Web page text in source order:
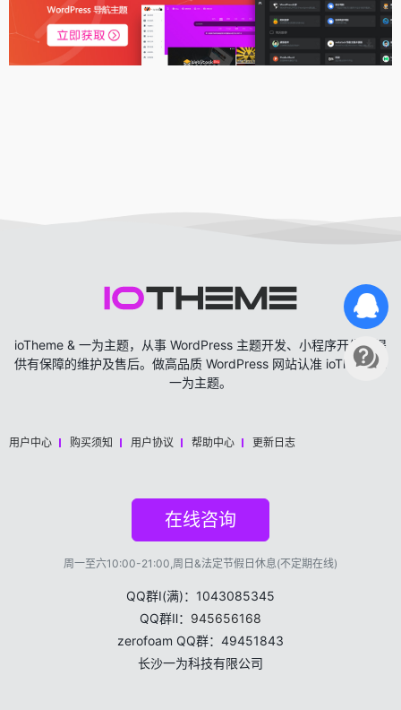
ioTheme & 一为主题，从事 WordPress 主题开发、小程序开发，提
供有保障的维护及售后。做高品质 WordPress 网站认准 ioTheme &
一为主题。
用户中心 购买须知 用户协议 帮助中心 更新日志
在线咨询
周一至六10:00-21:00,周日&法定节假日休息(不定期在线)
QQ群Ⅰ(满)：1043085345
QQ群Ⅱ： 945656168
zerofoam QQ群：49451843
长沙一为科技有限公司